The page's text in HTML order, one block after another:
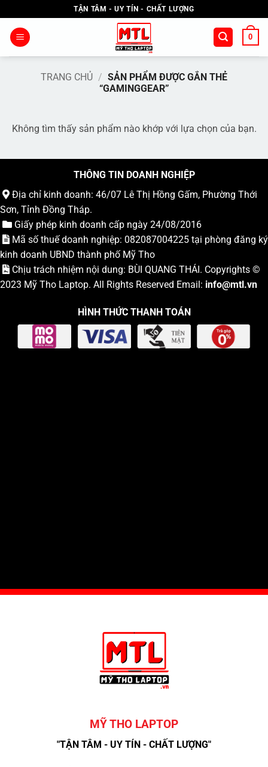
qua
nội
TẬN TÂM - UY TÍN - CHẤT LƯỢNG
0
TRANG CHỦ / SẢN PHẨM ĐƯỢC GẮN THẺ
“GAMINGGEAR”
Không tìm thấy sản phẩm nào khớp với lựa chọn của bạn.
THÔNG TIN DOANH NGHIỆP
Địa chỉ kinh doanh: 46/07 Lê Thị Hồng Gấm, Phường Thới
Sơn, Tỉnh Đồng Tháp.
Giấy phép kinh doanh cấp ngày 24/08/2016
Mã số thuế doanh nghiệp: 082087004225 tại phòng đăng ký
kinh doanh UBND thành phố Mỹ Tho
Chịu trách nhiệm nội dung: BÙI QUANG THÁI. Copyrights ©
2023 Mỹ Tho Laptop. All Rights Reserved Email: info@mtl.vn
HÌNH THỨC THANH TOÁN
MỸ THO LAPTOP
"TẬN TÂM - UY TÍN - CHẤT LƯỢNG"